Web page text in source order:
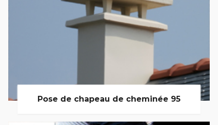
Pose de chapeau de cheminée 95